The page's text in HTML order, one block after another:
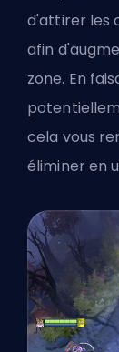
d'attirer les
afin
zone. En
cela vous
éliminer en